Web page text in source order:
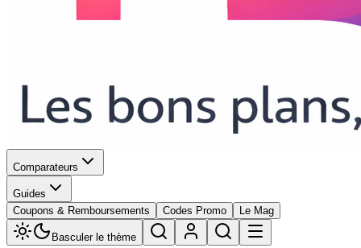
Comparateurs
Guides
Coupons & Remboursements
Codes Promo Le Mag
Basculer le thème